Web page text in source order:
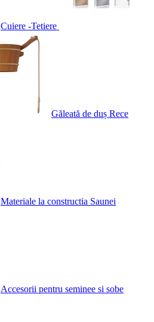
Cuiere -Tetiere
Găleată de duș Rece
Materiale la constructia Saunei
Accesorii pentru seminee si sobe